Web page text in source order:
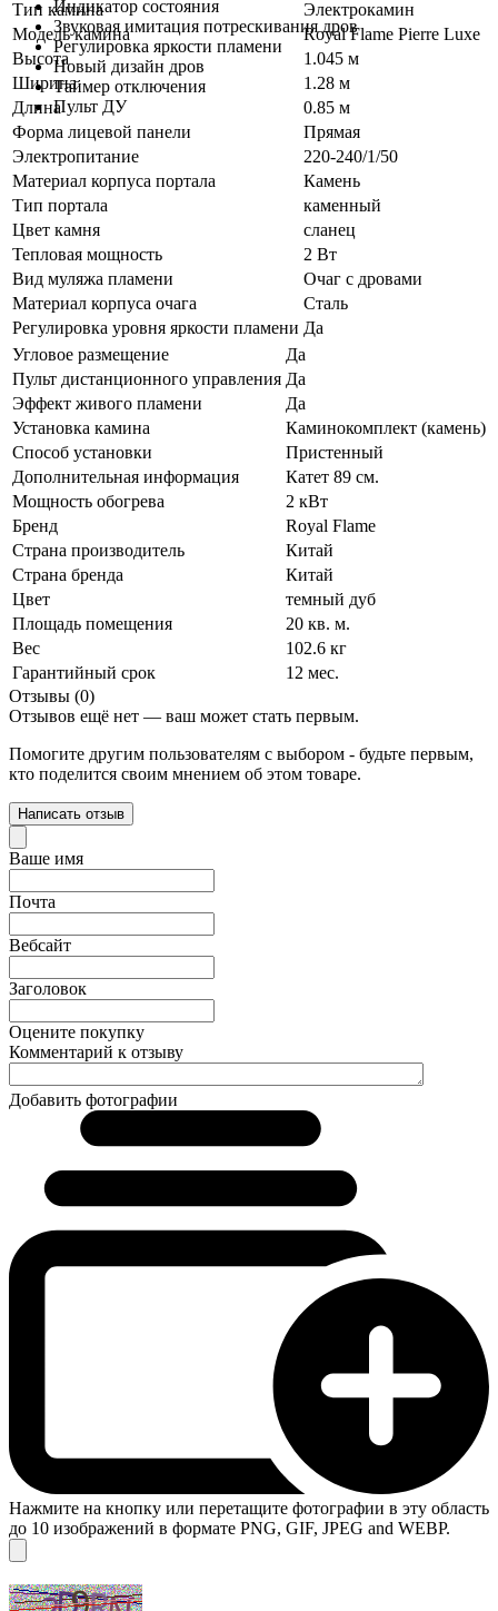
Индикатор состояния
Звуковая имитация потрескивания дров
Регулировка яркости пламени
Новый дизайн дров
Таймер отключения
Пульт ДУ
Тип камина
Электрокамин
Модель камина
Royal Flame Pierre Luxe
Высота
1.045 м
Ширина
1.28 м
Длина
0.85 м
Форма лицевой панели
Прямая
Электропитание
220-240/1/50
Материал корпуса портала
Камень
Тип портала
каменный
Цвет камня
сланец
Тепловая мощность
2 Вт
Вид муляжа пламени
Очаг с дровами
Материал корпуса очага
Сталь
Регулировка уровня яркости пламени Да
Угловое размещение
Да
Пульт дистанционного управления Да
Эффект живого пламени
Да
Установка камина
Каминокомплект (камень)
Способ установки
Пристенный
Дополнительная информация
Катет 89 см.
Мощность обогрева
2 кВт
Бренд
Royal Flame
Страна производитель
Китай
Страна бренда
Китай
Цвет
темный дуб
Площадь помещения
20 кв. м.
Вес
102.6 кг
Гарантийный срок
12 мес.
Отзывы (0)
Отзывов ещё нет — ваш может стать первым.
Помогите другим пользователям с выбором - будьте первым,
кто поделится своим мнением об этом товаре.
Написать отзыв
Ваше имя
Почта
Вебсайт
Заголовок
Оцените покупку
Комментарий к отзыву
Добавить фотографии
Нажмите на кнопку или перетащите фотографии в эту область
до 10 изображений в формате PNG, GIF, JPEG and WEBP.